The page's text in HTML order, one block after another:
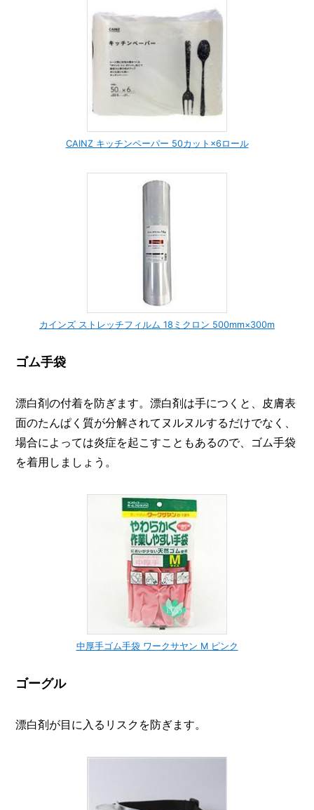
CAINZ キッチンペーパー 50カット×6ロール
カインズ ストレッチフィルム 18ミクロン 500mm×300m
ゴム手袋
漂白剤の付着を防ぎます。漂白剤は手につくと、皮膚表
面のたんぱく質が分解されてヌルヌルするだけでなく、
場合によっては炎症を起こすこともあるので、ゴム手袋
を着用しましょう。
中厚手ゴム手袋 ワークサヤン M ピンク
ゴーグル
漂白剤が目に入るリスクを防ぎます。